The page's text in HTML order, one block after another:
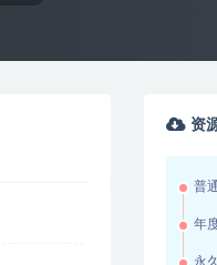
资
普
年
永